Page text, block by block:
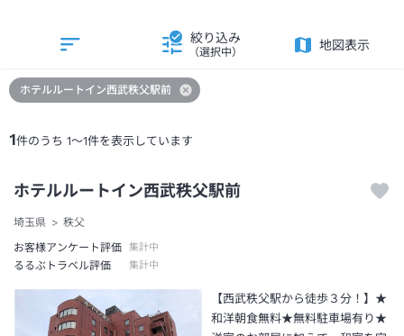
1件のうち 1～1件を表示しています
絞り込み
（選択中）
地図表示
ホテルルートイン西武秩父駅前
ホテルルートイン西武秩父駅前
埼玉県
秩父
お客様アンケート評価
集計中
るるぶトラベル評価 集計中
【西武秩父駅から徒歩３分！】★
和洋朝食無料★無料駐車場有り★